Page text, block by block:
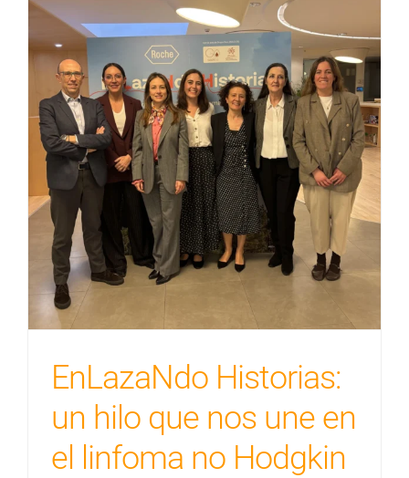
EnLazaNdo Historias:
un hilo que nos une en
el linfoma no Hodgkin